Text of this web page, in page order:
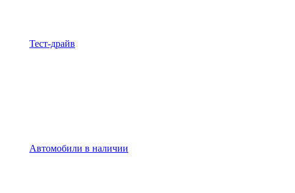
Тест-драйв
Автомобили в наличии